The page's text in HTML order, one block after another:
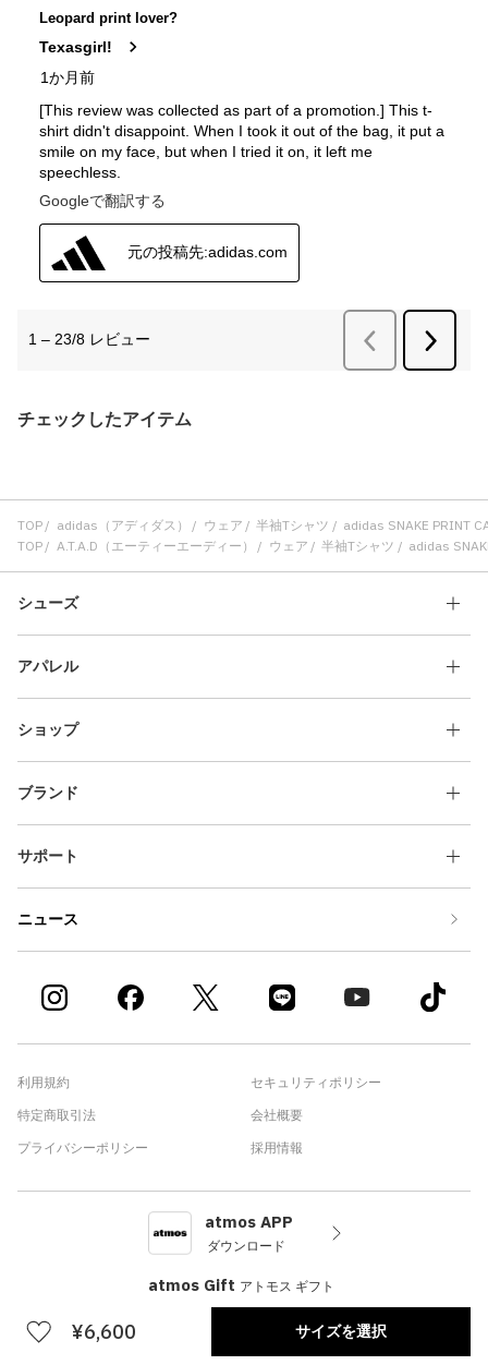
¥6,600 サイズを選択
チェックしたアイテム
TOP adidas（アディダス） ウェア 半袖Tシャツ
adidas SNAKE PRINT
TOP
A.T.A.D（エーティーエーディー） ウェア 半袖Tシャツ adidas
シューズ
アパレル
ショップ
ブランド
サポート
ニュース
利用規約
特定商取引法
プライバシーポリシー
セキュリティポリシー
会社概要
採用情報
atmos APP
ダウンロード
atmos Gift アトモス ギフト